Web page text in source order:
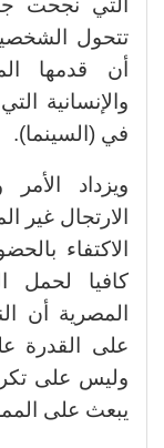
التي نجحت
تتحول
أن قدمها
والإنسانية
في (السينما).
ويزداد
الارتجال غير
الاكتفاء
كافيا لحمل
المصرية أن
على القدرة
وليس على
يبعث على